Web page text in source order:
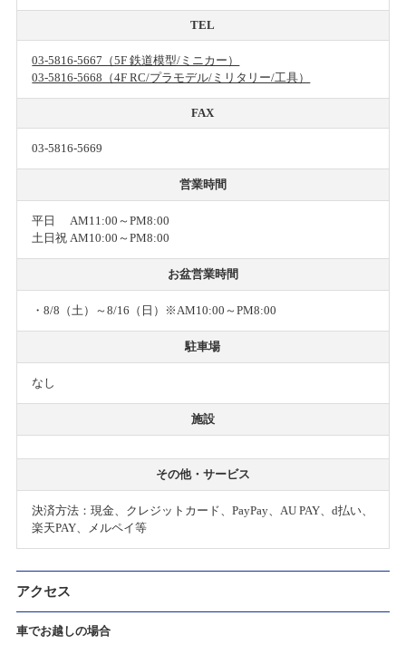
TEL
03-5816-5667（5F 鉄道模型/ミニカー）
03-5816-5668（4F RC/プラモデル/ミリタリー/工具）
FAX
03-5816-5669
営業時間
平日 AM11:00～PM8:00
土日祝 AM10:00～PM8:00
お盆営業時間
・8/8（土）～8/16（日）※AM10:00～PM8:00
駐車場
なし
施設
その他・サービス
決済方法：現金、クレジットカード、PayPay、AU PAY、d払い、
楽天PAY、メルペイ等
アクセス
車でお越しの場合